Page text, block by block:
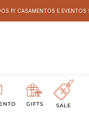
P/ CASAMENTOS E EVENTOS
GIFTS SALE